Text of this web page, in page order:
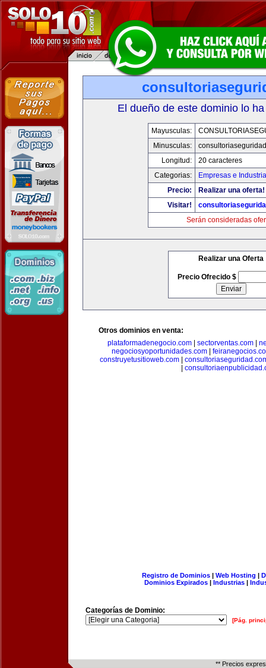
El dueño de este dominio lo
Mayusculas:
Minusculas:
Longitud:
20 caracteres
Categorias:
Empresas e
Precio:
Realizar una oferta!
Visitar!
Serán consideradas
Realizar una Oferta
Precio Ofrecido $
Otros dominios en venta:
plataformadenegocio.com| sectorventas.com|
negociosyoportunidades.com
construyetusitioweb.com|
Registro de Dominios| Web Hosting |
Dominios Expirados | Industrias |
Categorías de Dominio:
[Pág.
** Precios